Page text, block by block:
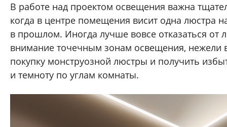
В работе над проектом освещения важна
когда в центре помещения висит одна люстра
в прошлом. Иногда лучше вовсе отказаться от
внимание точечным зонам освещения, нежели
покупку монструозной люстры и получить
и темноту по углам комнаты.